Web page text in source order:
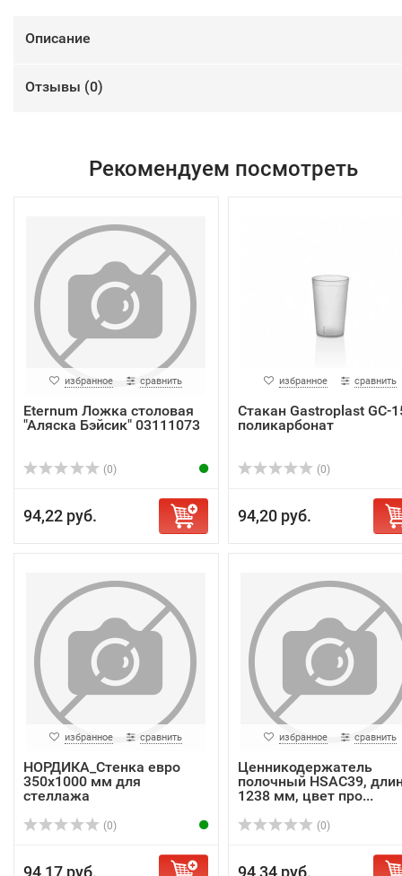
Описание
Отзывы (0)
Рекомендуем посмотреть
избранное сравнить
Eternum Ложка столовая
"Аляска Бэйсик" 03111073
(0)
94,22 руб.
избранное сравнить
Стакан Gastroplast GC-
поликарбонат
(0)
94,20 руб.
избранное сравнить
НОРДИКА_Стенка евро
350х1000 мм для
стеллажа
(0)
94,17 руб.
избранное сравнить
Ценникодержатель
полочный HSAC39,
1238 мм, цвет про...
(0)
94,34 руб.